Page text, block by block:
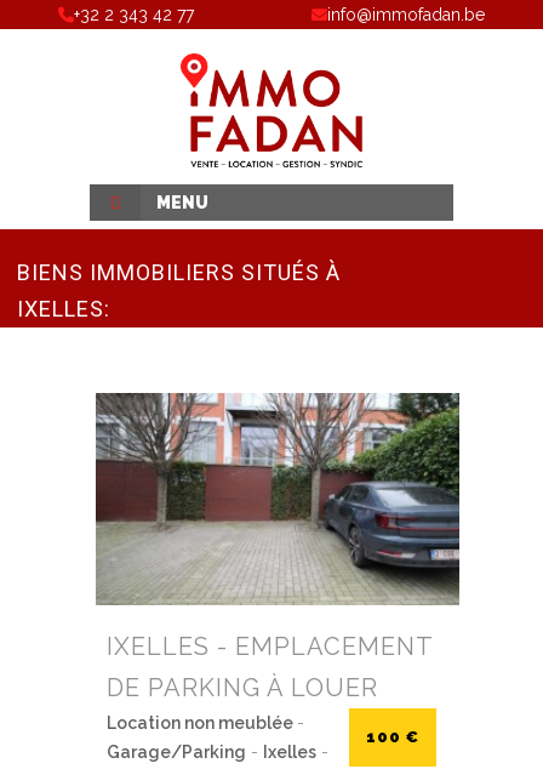
+32 2 343 42 77 info@immofadan.be
MENU
BIENS IMMOBILIERS SITUÉS À
IXELLES:
IXELLES - EMPLACEMENT
DE PARKING À LOUER
100 €
Location non meublée -
Garage/Parking - Ixelles -